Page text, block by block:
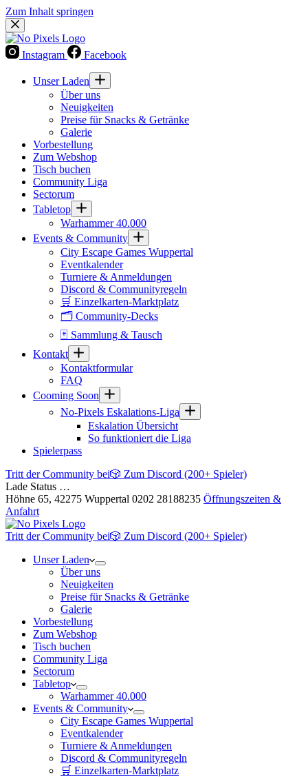
Zum Inhalt springen
Instagram Facebook
Unser Laden
Über uns
Neuigkeiten
Preise für Snacks & Getränke
Galerie
Vorbestellung
Zum Webshop
Tisch buchen
Community Liga
Sectorum
Tabletop
Warhammer 40.000
Events & Community
City Escape Games Wuppertal
Eventkalender
Turniere & Anmeldungen
Discord & Communityregeln
🛒 Einzelkarten-Marktplatz
🗂 Community-Decks
🃏 Sammlung & Tausch
Kontakt
Kontaktformular
FAQ
Cooming Soon
No-Pixels Eskalations-Liga
Eskalation Übersicht
So funktioniert die Liga
Spielerpass
Tritt der Community bei🎲 Zum Discord (200+ Spieler)
Lade Status …
Höhne 65, 42275 Wuppertal 0202 28188235 Öffnungszeiten &
Anfahrt
Tritt der Community bei🎲 Zum Discord (200+ Spieler)
Unser Laden
Über uns
Neuigkeiten
Preise für Snacks & Getränke
Galerie
Vorbestellung
Zum Webshop
Tisch buchen
Community Liga
Sectorum
Tabletop
Warhammer 40.000
Events & Community
City Escape Games Wuppertal
Eventkalender
Turniere & Anmeldungen
Discord & Communityregeln
🛒 Einzelkarten-Marktplatz